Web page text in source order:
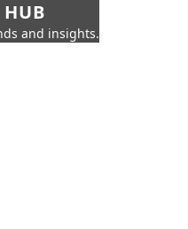
and insights.